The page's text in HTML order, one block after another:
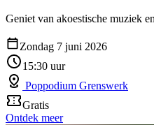
Geniet van akoestische muziek
Zondag 7 juni 2026
15:30 uur
Poppodium Grenswerk
Gratis
Ontdek meer